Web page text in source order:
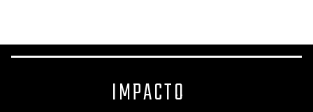
IMPACTO